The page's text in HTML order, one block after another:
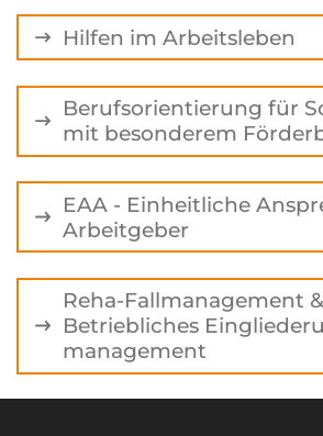
Hilfen im Arbeitsleben
Berufsorientierung für
mit besonderem
EAA - Einheitliche
Arbeitgeber
Reha-Fallmanagement &
Betriebliches
management